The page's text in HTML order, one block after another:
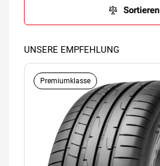
Sortieren
UNSERE EMPFEHLUNG
Premiumklasse